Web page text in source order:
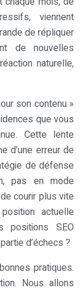
viennent
de répliquer
de nouvelles
naturelle,
son contenu »
que vous
Cette lente
d’une erreur de
de défense
pas en mode
courir plus vite
actuelle
SEO
d’échecs ?
pratiques.
Nous allons